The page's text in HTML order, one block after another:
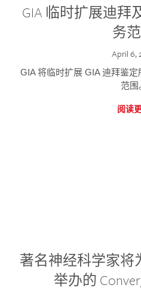
GIA 临时扩展迪拜
务
April 6,
GIA 将临时扩展 GIA 迪拜鉴
范围
阅读
著名神经科学家将
举办的